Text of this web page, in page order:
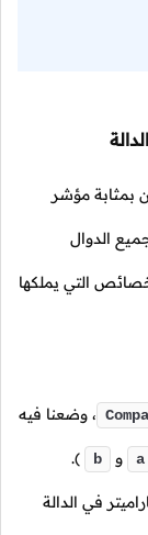
بمثابة مؤشر
الدوال
التي يملكها
، وضعنا فيه
a و b
).
في الدالة